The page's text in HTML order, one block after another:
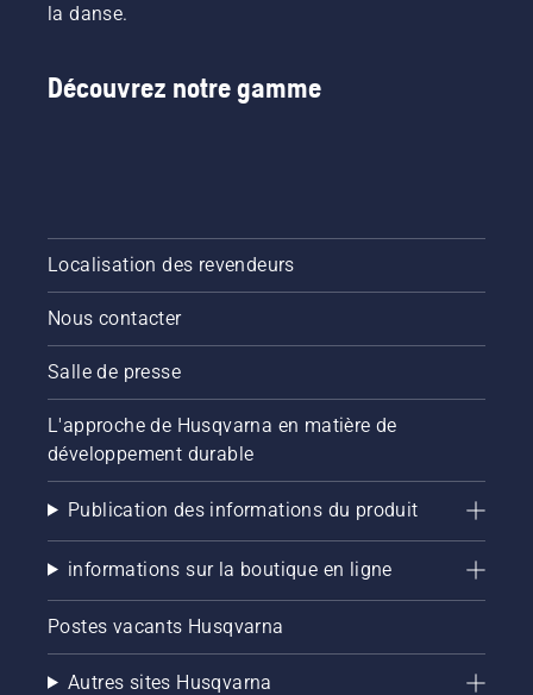
la danse.
Découvrez notre gamme
Localisation des revendeurs
Nous contacter
Salle de presse
L'approche de Husqvarna en matière de
développement durable
Publication des informations du produit
informations sur la boutique en ligne
Postes vacants Husqvarna
Autres sites Husqvarna